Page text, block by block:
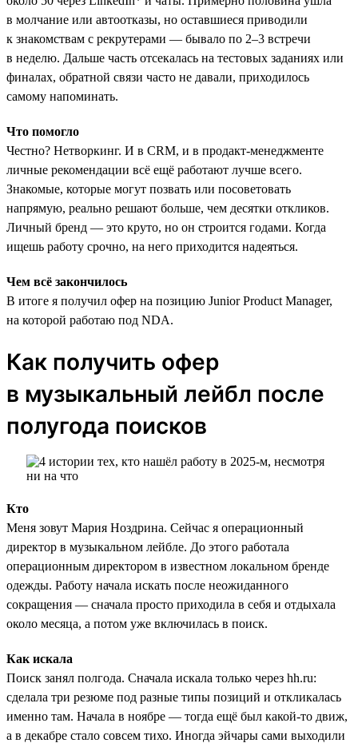
в молчание или автоотказы, но оставшиеся приводили
к знакомствам с рекрутерами — бывало по 2–3 встречи
в неделю. Дальше часть отсекалась на тестовых заданиях или
финалах, обратной связи часто не давали, приходилось
самому напоминать.
Что помогло
Честно? Нетворкинг. И в CRM, и в продакт-менеджменте
личные рекомендации всё ещё работают лучше всего.
Знакомые, которые могут позвать или посоветовать
напрямую, реально решают больше, чем десятки откликов.
Личный бренд — это круто, но он строится годами. Когда
ищешь работу срочно, на него приходится надеяться.
Чем всё закончилось
В итоге я получил офер на позицию Junior Product Manager,
на которой работаю под NDA.
Как получить офер
в музыкальный лейбл после
полугода поисков
Кто
Меня зовут Мария Ноздрина. Сейчас я операционный
директор в музыкальном лейбле. До этого работала
операционным директором в известном локальном бренде
одежды. Работу начала искать после неожиданного
сокращения — сначала просто приходила в себя и отдыхала
около месяца, а потом уже включилась в поиск.
Как искала
Поиск занял полгода. Сначала искала только через hh.ru:
сделала три резюме под разные типы позиций и откликалась
именно там. Начала в ноябре — тогда ещё был какой-то движ,
а в декабре стало совсем тихо. Иногда эйчары сами выходили